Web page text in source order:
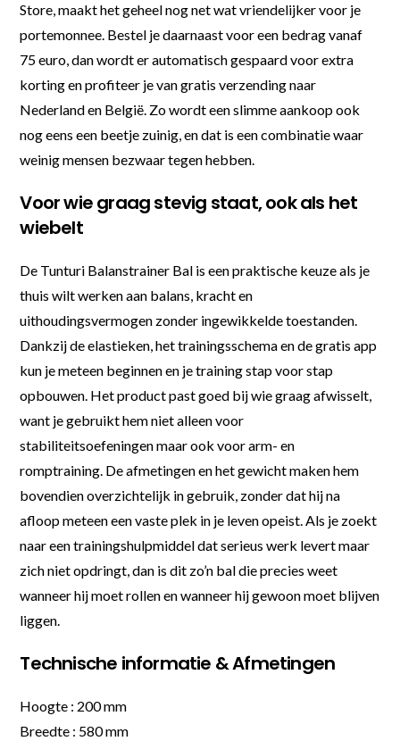
Store, maakt het geheel nog net wat vriendelijker voor je
portemonnee. Bestel je daarnaast voor een bedrag vanaf
75 euro, dan wordt er automatisch gespaard voor extra
korting en profiteer je van gratis verzending naar
Nederland en België. Zo wordt een slimme aankoop ook
nog eens een beetje zuinig, en dat is een combinatie waar
weinig mensen bezwaar tegen hebben.
Voor wie graag stevig staat, ook als het
wiebelt
De Tunturi Balanstrainer Bal is een praktische keuze als je
thuis wilt werken aan balans, kracht en
uithoudingsvermogen zonder ingewikkelde toestanden.
Dankzij de elastieken, het trainingsschema en de gratis app
kun je meteen beginnen en je training stap voor stap
opbouwen. Het product past goed bij wie graag afwisselt,
want je gebruikt hem niet alleen voor
stabiliteitsoefeningen maar ook voor arm- en
romptraining. De afmetingen en het gewicht maken hem
bovendien overzichtelijk in gebruik, zonder dat hij na
afloop meteen een vaste plek in je leven opeist. Als je zoekt
naar een trainingshulpmiddel dat serieus werk levert maar
zich niet opdringt, dan is dit zo’n bal die precies weet
wanneer hij moet rollen en wanneer hij gewoon moet blijven
liggen.
Technische informatie & Afmetingen
Hoogte : 200 mm
Breedte : 580 mm